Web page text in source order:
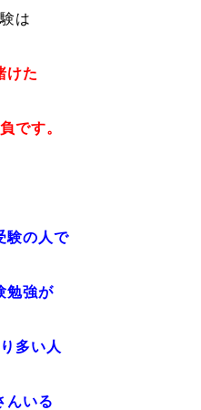
は
けた
です。
験の人で
勉強が
多い人
んいる